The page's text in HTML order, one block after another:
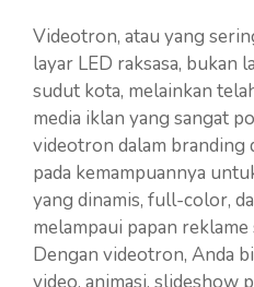
Videotron, atau yang
layar LED raksasa, bukan
sudut kota, melainkan
media iklan yang sangat
videotron dalam branding
pada kemampuannya
yang dinamis, full-color,
melampaui papan
Dengan videotron, Anda
video, animasi, slideshow